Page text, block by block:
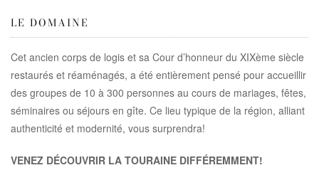
LE DOMAINE
Cet ancien corps de logis et sa Cour d’honneur du XIXème siècle
restaurés et réaménagés, a été entièrement pensé pour accueillir
des groupes de 10 à 300 personnes au cours de mariages, fêtes,
séminaires ou séjours en gîte. Ce lieu typique de la région, alliant
authenticité et modernité, vous surprendra!
VENEZ DÉCOUVRIR LA TOURAINE DIFFÉREMMENT!